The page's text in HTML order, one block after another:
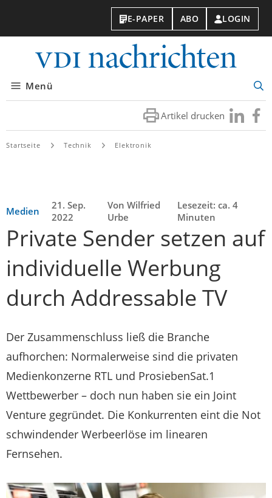
E-PAPER ABO LOGIN
Menü
Artikel drucken Besuchen
Sie
Sie
Startseite Technik Elektronik
Medien
21. Sep.
2022
Von Wilfried
Urbe
Lesezeit: ca. 4
Minuten
Private Sender setzen auf
individuelle Werbung
durch Addressable TV
Der Zusammenschluss ließ die Branche
aufhorchen: Normalerweise sind die privaten
Medienkonzerne RTL und ProsiebenSat.1
Wettbewerber – doch nun haben sie ein Joint
Venture gegründet. Die Konkurrenten eint die Not
schwindender Werbeerlöse im linearen
Fernsehen.